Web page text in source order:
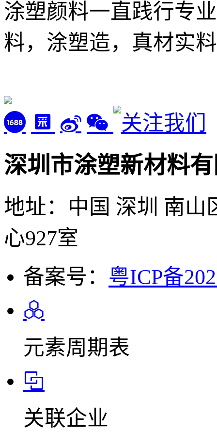
涂塑颜料一直践行专
料，涂塑造，真材实
深圳市涂塑新材料
地址：中国 深圳 南山
心927室
备案号： 粤ICP备
元素周期表
关联企业